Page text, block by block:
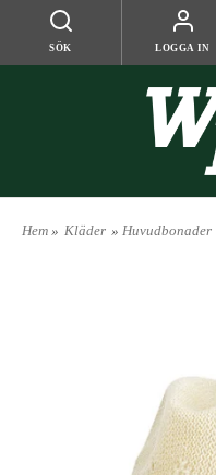
SÖK LOGGA IN
Hem » Kläder » Huvudbonader